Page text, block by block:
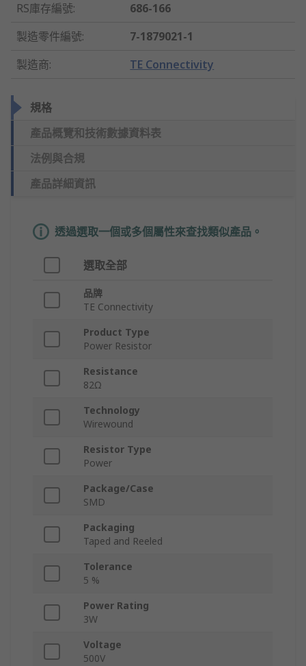
RS庫存編號:
686-166
製造零件編號:
7-1879021-1
製造商: TE Connectivity
規格
產品概覽和技術數據資料表
法例與合規
產品詳細資訊
透過選取一個或多個屬性來查找類似產品。
選取全部
品牌
TE Connectivity
Product Type
Power Resistor
Resistance
82Ω
Technology
Wirewound
Resistor Type
Power
Package/Case
SMD
Packaging
Taped and Reeled
Tolerance
5 %
Power Rating
3W
Voltage
500V